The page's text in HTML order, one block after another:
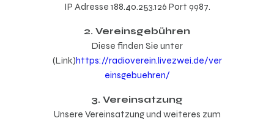
IP Adresse 188.40.253.126 Port 9987.
2. Vereinsgebühren
Diese finden Sie unter
(Link)https://radioverein.livezwei.de/ver
einsgebuehren/
3. Vereinsatzung
Unsere Vereinsatzung und weiteres zum